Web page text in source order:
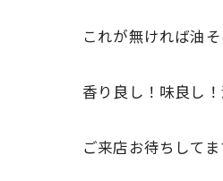
これが無ければ油
香り良し！味良し
ご来店お待ちして